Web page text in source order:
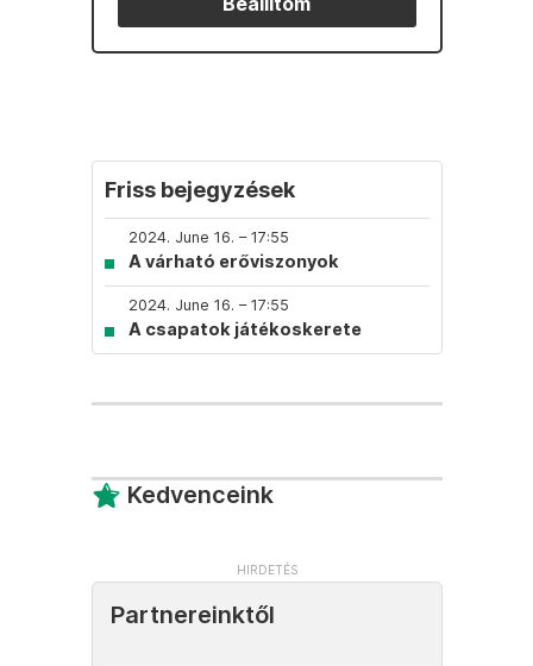
Friss bejegyzések
2024. June 16. – 17:55
A várható erőviszonyok
2024. June 16. – 17:55
A csapatok játékoskerete
Kedvenceink
Partnereinktől